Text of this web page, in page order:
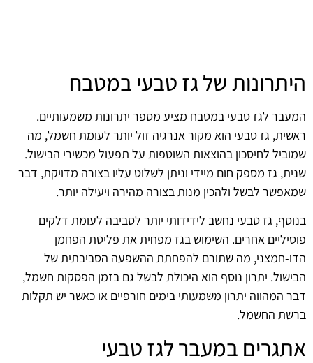
היתרונות של גז טבעי במטבח
המעבר לגז טבעי במטבח מציע מספר יתרונות משמעותיים.
ראשית, גז טבעי הוא מקור אנרגיה זול יותר לעומת חשמל, מה
שמוביל לחיסכון בהוצאות השוטפות על תפעול מכשירי הבישול.
שנית, גז מספק חום מיידי וניתן לשלוט עליו בצורה מדויקת, דבר
שמאפשר לבשל ולהכין מנות בצורה מהירה ויעילה יותר.
בנוסף, גז טבעי נחשב לידידותי יותר לסביבה לעומת דלקים
פוסיליים אחרים. השימוש בגז מפחית את פליטת הפחמן
הדו-חמצני, מה שתורם להפחתת ההשפעה הסביבתית של
הבישול. יתרון נוסף הוא היכולת לבשל גם בזמן הפסקות חשמל,
דבר המהווה יתרון משמעותי בימים חורפיים או כאשר יש תקלות
ברשת החשמל.
אתגרים במעבר לגז טבעי